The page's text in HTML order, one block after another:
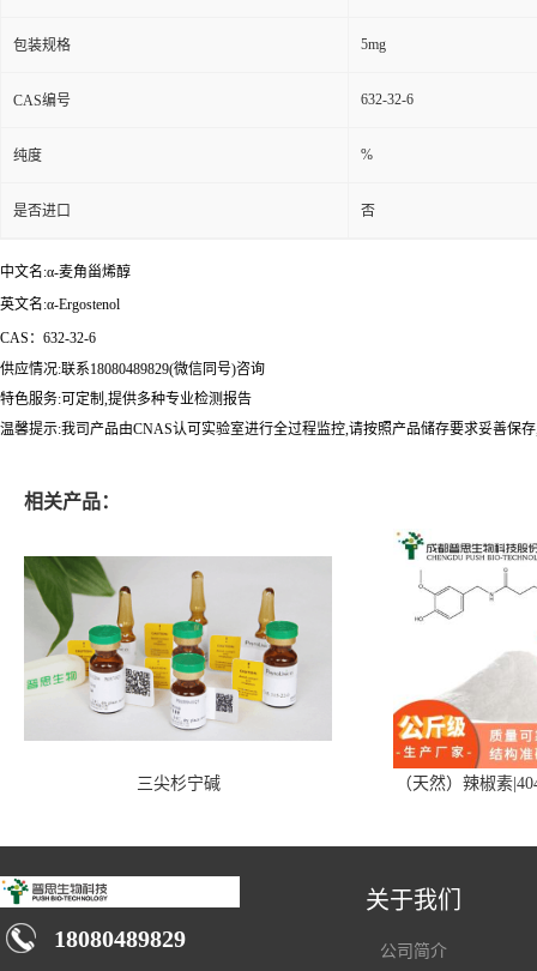
包装规格 5mg
CAS编号 632-32-6
纯度 %
是否进口 否
中文名:α-麦角甾烯醇
英文名:α-Ergostenol
CAS：632-32-6
供应情况:联系18080489829(微信同号)咨询
特色服务:可定制,提供多种专业检测报告
温馨提示:我司产品由CNAS认可实验室进行全过程监控,请按照产品储存要求妥善保
相关产品：
三尖杉宁碱 （天然）辣椒素
18080489829
关于我们
公司简介